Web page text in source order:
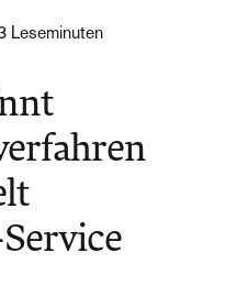
Leseminuten